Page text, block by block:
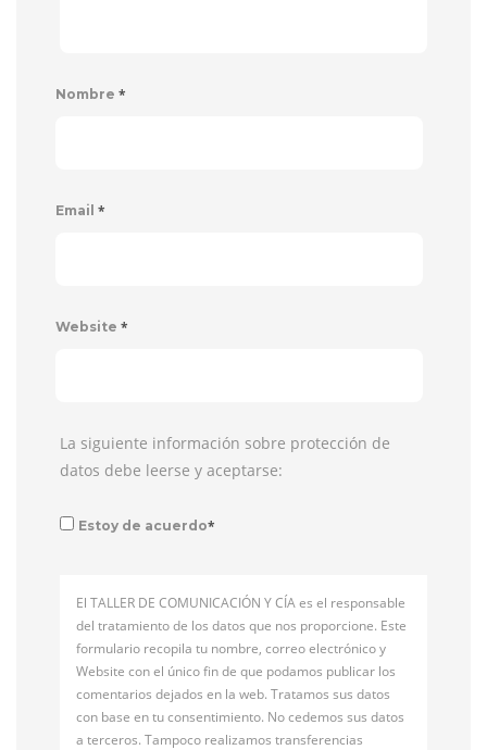
Nombre *
Email *
Website *
La siguiente información sobre protección de
datos debe leerse y aceptarse:
Estoy de acuerdo*
El TALLER DE COMUNICACIÓN Y CÍA es el responsable
del tratamiento de los datos que nos proporcione. Este
formulario recopila tu nombre, correo electrónico y
Website con el único fin de que podamos publicar los
comentarios dejados en la web. Tratamos sus datos
con base en tu consentimiento. No cedemos sus datos
a terceros. Tampoco realizamos transferencias